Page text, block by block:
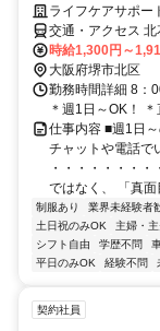
ライフケアサポー
交通・アクセス
時給1,300円～
大阪府堺市北区
勤務時間詳細 8：
＊週1日～OK！
仕事内容 ■週1日
チャットや電話で
・・・・・・・
ではなく、 「真面
制服あり 業界未経験者
土日祝のみOK
主婦・
シフト自由
学歴不問
平日のみOK
経験不問
契約社員